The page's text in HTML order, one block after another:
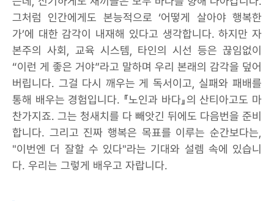
그처럼 인간에게도 본능적으로 ‘어떻게 살아야 행복한
가’에 대한 감각이 내재해 있다고 생각합니다. 하지만 자
본주의 사회, 교육 시스템, 타인의 시선 등은 끊임없이
“이런 게 좋은 거야”라고 말하며 우리 본래의 감각을 덮어
버립니다. 그걸 다시 깨우는 게 독서이고, 실패와 패배를
통해 배우는 경험입니다. 『노인과 바다』의 산티아고도 마
찬가지죠. 그는 청새치를 다 빼앗긴 뒤에도 다음번을 준비
합니다. 그리고 진짜 행복은 목표를 이루는 순간보다는,
"이번엔 더 잘할 수 있다"라는 기대와 설렘 속에 있습니
다. 우리는 그렇게 배우고 자랍니다.